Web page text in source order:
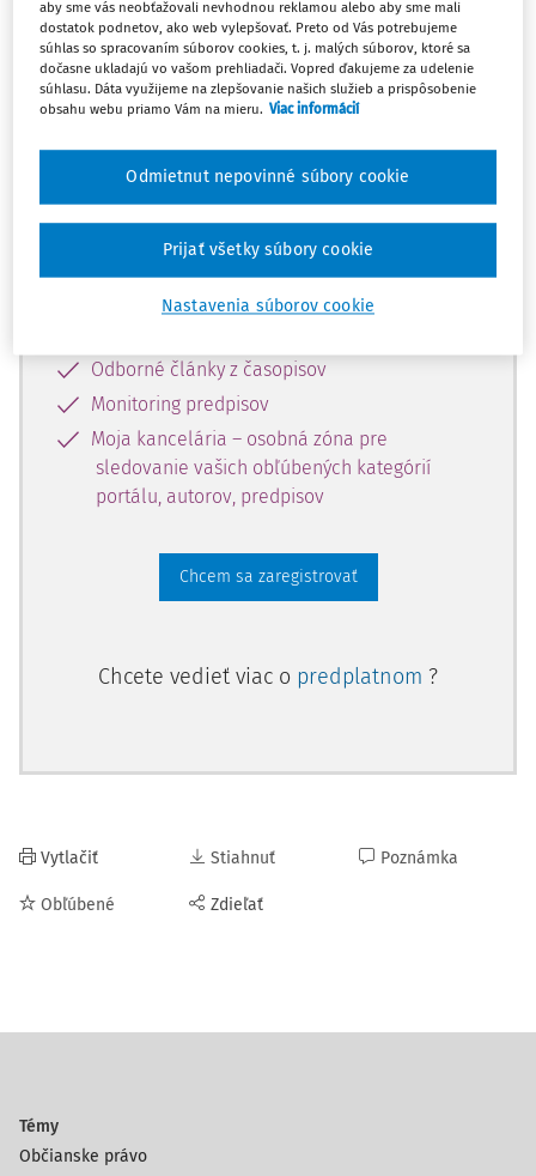
Celý odborný obsah z tejto oblasti je
dostupný predplatiteľom portálu.
Odomknite si prístup k odbornému
obsahu a získajte prístup na 10 dní
zdarma, stačí sa len zaregistrovať.
Vďaka registrácii získate prístup aj k
vybranému obsahu:
Odborné články z časopisov
Monitoring predpisov
Moja kancelária – osobná zóna pre
sledovanie vašich obľúbených kategórií
portálu, autorov, predpisov
Chcem sa zaregistrovať
Chcete vedieť viac o predplatnom ?
Vytlačiť
Obľúbené
Stiahnuť
Zdieľať
Poznámka
Témy
Občianske právo
aby sme vás neobťažovali nevhodnou reklamou alebo aby sme mali
dostatok podnetov, ako web vylepšovať. Preto od Vás potrebujeme
súhlas so spracovaním súborov cookies, t. j. malých súborov, ktoré sa
dočasne ukladajú vo vašom prehliadači. Vopred ďakujeme za udelenie
súhlasu. Dáta využijeme na zlepšovanie našich služieb a prispôsobenie
obsahu webu priamo Vám na mieru. Viac informácií
Nastavenia súborov cookie
Odmietnut nepovinné súbory cookie
Prijať všetky súbory cookie